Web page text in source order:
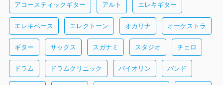
アコースティックギター アルト エレキギター
エレキベース エレクトーン オカリナ オーケストラ
ギター サックス スガナミ スタジオ チェロ
ドラム ドラムクリニック バイオリン バンド